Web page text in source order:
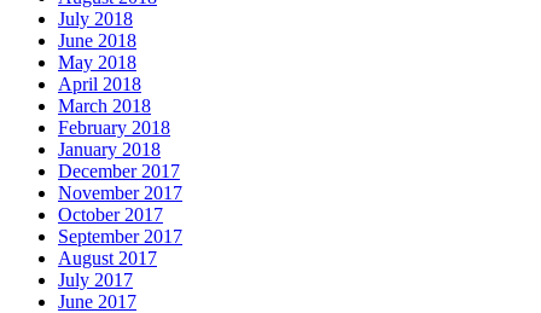
July 2018
June 2018
May 2018
April 2018
March 2018
February 2018
January 2018
December 2017
November 2017
October 2017
September 2017
August 2017
July 2017
June 2017